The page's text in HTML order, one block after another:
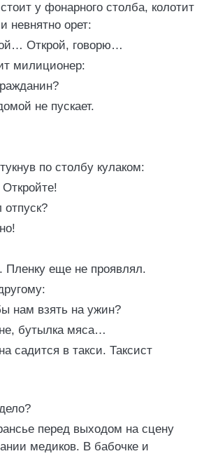
у фонарного столба, колотит
невнятно орет:
Открой, говорю…
милиционер:
не пускает.
по столбу кулаком:
отпуск?
Пленку еще не проявлял.
нам взять на ужин?
бутылка мяса…
садится в такси. Таксист
перед выходом на сцену
медиков. В бабочке и